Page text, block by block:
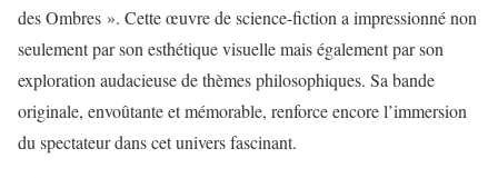
des Ombres ». Cette œuvre de science-fiction a impressionné non
seulement par son esthétique visuelle mais également par son
exploration audacieuse de thèmes philosophiques. Sa bande
originale, envoûtante et mémorable, renforce encore l’immersion
du spectateur dans cet univers fascinant.